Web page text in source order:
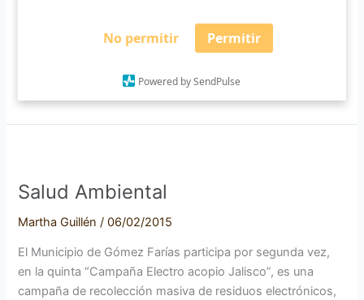
No permitir Permitir
Powered by SendPulse
pueden dañar la salud de los pobladores. Dicha campaña
Salud Ambiental
Martha Guillén/06/02/2015
El Municipio de Gómez Farías participa por segunda vez,
en la quinta “Campaña Electro acopio Jalisco”, es una
campaña de recolección masiva de residuos electrónicos,